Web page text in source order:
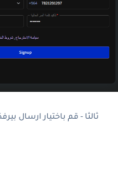
ثالثا - قم باختيار ارسال